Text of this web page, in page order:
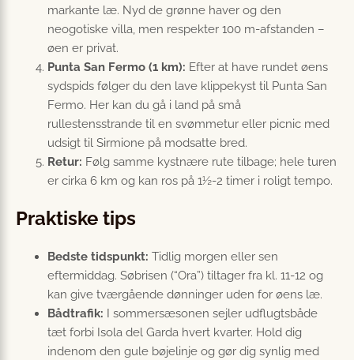
markante læ. Nyd de grønne haver og den
neogotiske villa, men respekter 100 m-afstanden –
øen er privat.
Punta San Fermo (1 km): Efter at have rundet øens
sydspids følger du den lave klippekyst til Punta San
Fermo. Her kan du gå i land på små
rullestensstrande til en svømmetur eller picnic med
udsigt til Sirmione på modsatte bred.
Retur: Følg samme kystnære rute tilbage; hele turen
er cirka 6 km og kan ros på 1½-2 timer i roligt tempo.
Praktiske tips
Bedste tidspunkt: Tidlig morgen eller sen
eftermiddag. Søbrisen (“Ora”) tiltager fra kl. 11-12 og
kan give tværgående dønninger uden for øens læ.
Bådtrafik: I sommersæsonen sejler udflugtsbåde
tæt forbi Isola del Garda hvert kvarter. Hold dig
indenom den gule bøjelinje og gør dig synlig med